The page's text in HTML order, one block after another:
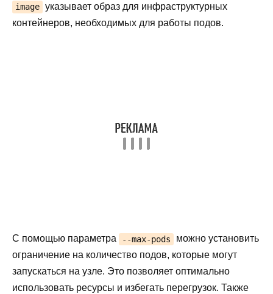
image указывает образ для инфраструктурных
контейнеров, необходимых для работы подов.
С помощью параметра --max-pods
можно установить
ограничение на количество подов, которые могут
запускаться на узле. Это позволяет оптимально
использовать ресурсы и избегать перегрузок. Также